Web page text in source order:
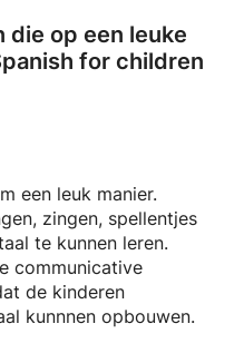
die op een leuke
for children
een leuk manier.
zingen, spellentjes
te kunnen leren.
communicative
de kinderen
kunnnen opbouwen.